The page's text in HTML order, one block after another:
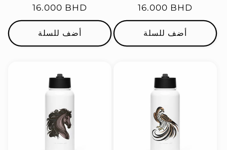
السعر
العادي
16.000 BHD
أضف للسلة
السعر
العادي
16.000 BHD
أضف للسلة